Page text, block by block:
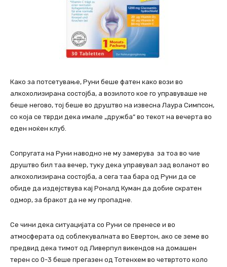
Како за потсетување, Руни беше фатен како вози во
алкохолизирана состојба, а возилото кое го управуваше не
беше негово, тој беше во друштво на извесна Лаура Симпсон,
со која се тврди дека имале „дружба“ во текот на вечерта во
еден ноќен клуб.
Сопругата на Руни наводно не му замерува за тоа во чие
друштво бил таа вечер, туку дека управувал зад воланот во
алкохолизирана состојба, а сега таа бара од Руни да се
обиде да издејствува кај Роналд Куман да добие скратен
одмор, за бракот да не му пропадне.
Се чини дека ситуацијата со Руни се пренесе и во
атмосферата од соблекувалната во Евертон, ако се земе во
предвид дека тимот од Ливерпул викендов на домашен
терен со 0-3 беше прегазен од Тотенхем во четвртото коло